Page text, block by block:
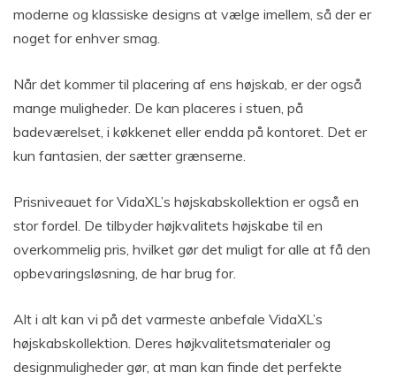
moderne og klassiske designs at vælge imellem, så der er
noget for enhver smag.
Når det kommer til placering af ens højskab, er der også
mange muligheder. De kan placeres i stuen, på
badeværelset, i køkkenet eller endda på kontoret. Det er
kun fantasien, der sætter grænserne.
Prisniveauet for VidaXL’s højskabskollektion er også en
stor fordel. De tilbyder højkvalitets højskabe til en
overkommelig pris, hvilket gør det muligt for alle at få den
opbevaringsløsning, de har brug for.
Alt i alt kan vi på det varmeste anbefale VidaXL’s
højskabskollektion. Deres højkvalitetsmaterialer og
designmuligheder gør, at man kan finde det perfekte